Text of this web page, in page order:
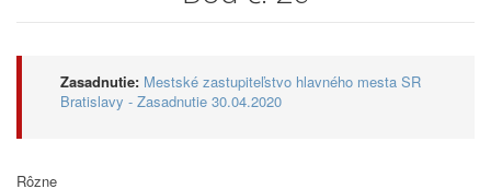
Zasadnutie: Mestské zastupiteľstvo hlavného mesta SR
Bratislavy - Zasadnutie 30.04.2020
Rôzne